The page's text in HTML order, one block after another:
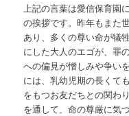
上記の言葉は愛信保育園
の挨拶です。昨年もまた
あり、多くの尊い命が犠
にした大人のエゴが、罪
への偏見が憎しみや争い
には、乳幼児期の長くて
をもつお友だちとの関わ
を通して、命の尊厳に気